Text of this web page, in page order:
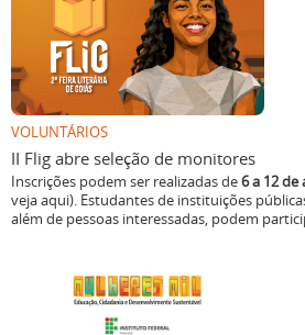
VOLUNTÁRIOS
II Flig abre seleção de monitores
Inscrições podem ser realizadas de6 a 12 de
veja aqui). Estudantes de instituições
além de pessoas interessadas, podem